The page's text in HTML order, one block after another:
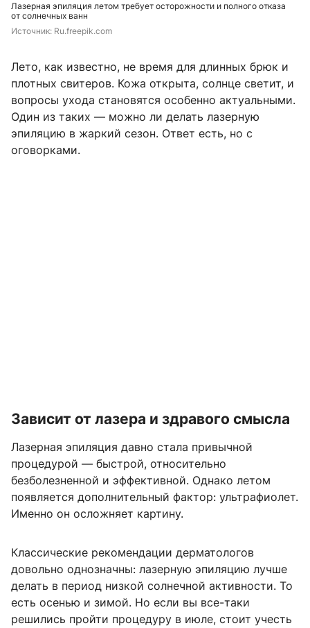
Лазерная эпиляция летом требует осторожности и полного отказа
от солнечных ванн
Источник: Ru.freepik.com
Лето, как известно, не время для длинных брюк и
плотных свитеров. Кожа открыта, солнце светит, и
вопросы ухода становятся особенно актуальными.
Один из таких — можно ли делать лазерную
эпиляцию в жаркий сезон. Ответ есть, но с
оговорками.
Зависит от лазера и здравого смысла
Лазерная эпиляция давно стала привычной
процедурой — быстрой, относительно
безболезненной и эффективной. Однако летом
появляется дополнительный фактор: ультрафиолет.
Именно он осложняет картину.
Классические рекомендации дерматологов
довольно однозначны: лазерную эпиляцию лучше
делать в период низкой солнечной активности. То
есть осенью и зимой. Но если вы все-таки
решились пройти процедуру в июле, стоит учесть